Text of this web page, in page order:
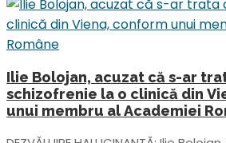
Ilie Bolojan, acuzat că s-ar
schizofrenie la o clinică din
unui membru al Academiei